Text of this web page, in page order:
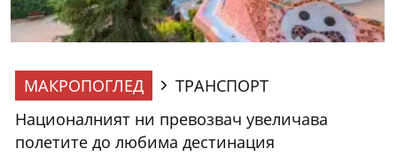
МАКРОПОГЛЕД
ТРАНСПОРТ
Националният ни превозвач увеличава
полетите до любима дестинация